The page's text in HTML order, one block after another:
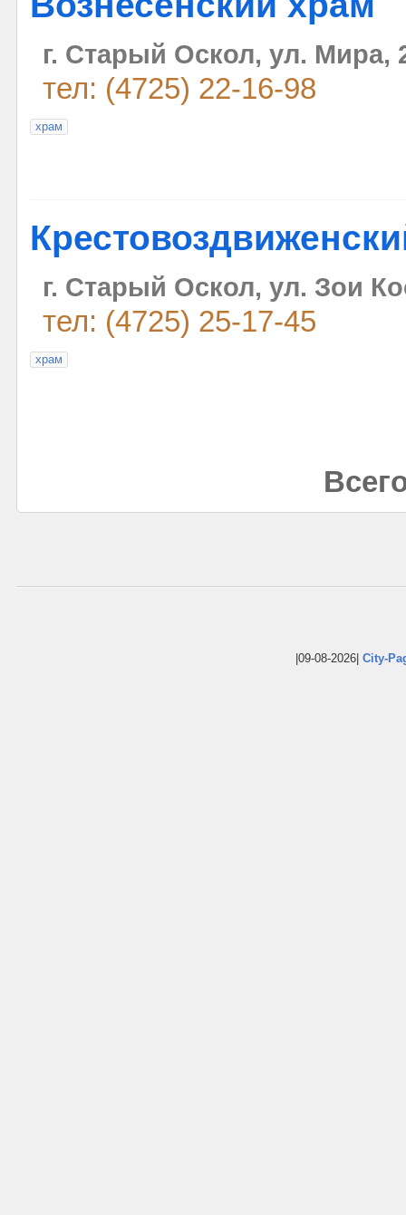
г. Старый Оскол, ул. Мира,
тел: (4725) 22-16-98
храм
г. Старый Оскол, ул. Зои
тел: (4725) 25-17-45
храм
|09-08-2026| City-